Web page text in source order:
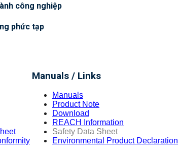
công nghiệp
phức tạp
Manuals / Links
Manuals
Product Note
Download
REACH Information
Safety Data Sheet
Environmental Product Declaration